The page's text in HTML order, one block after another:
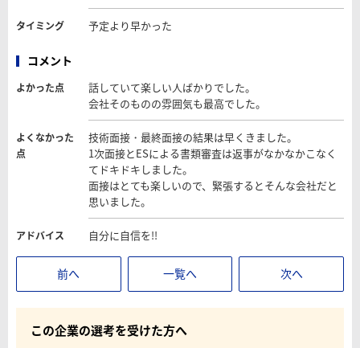
タイミング 予定より早かった
コメント
よかった点
話していて楽しい人ばかりでした。
会社そのものの雰囲気も最高でした。
よくなかった
点
技術面接・最終面接の結果は早くきました。
1次面接とESによる書類審査は返事がなかなかこなく
てドキドキしました。
面接はとても楽しいので、緊張するとそんな会社だと
思いました。
アドバイス 自分に自信を!!
前へ 一覧へ 次へ
この企業の選考を受けた方へ